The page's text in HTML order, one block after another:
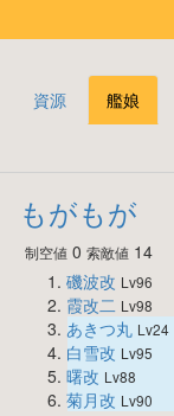
資源 艦娘
もがもが
制空値 0索敵値 14
磯波改 Lv96
霞改二 Lv98
あきつ丸 Lv24
白雪改 Lv95
曙改 Lv88
菊月改 Lv90